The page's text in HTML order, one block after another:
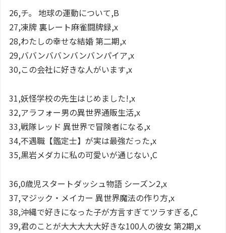
26,チ。 地球の運動について,B
27,凍牌 裏レート麻雀闘牌録,x
28,わたしの幸せな結婚 第二期,x
29,ババンババンバンバンパイア,x
30,この会社に好きな人がいます,x
31,妖怪学校の先生はじめました!,x
32,アラフォー男の異世界通販生活,x
33,戦隊レッド 異世界で冒険者になる,x
34,不遇職【鑑定士】が実は最強だった,x
35,黒岩メダカに私の可愛いが通じない,C
36,0歳児スタートダッシュ物語 シーズン2,x
37,マジック・メイカー 異世界魔法の作り方,x
38,沖縄で好きになった子が方言すぎてツラすぎる,C
39,君のことが大大大大大好きな100人の彼女 第2期,x